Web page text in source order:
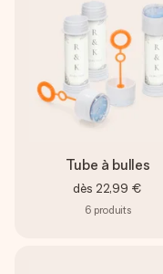
Tube à bulles
dès 22,99 €
6 produits